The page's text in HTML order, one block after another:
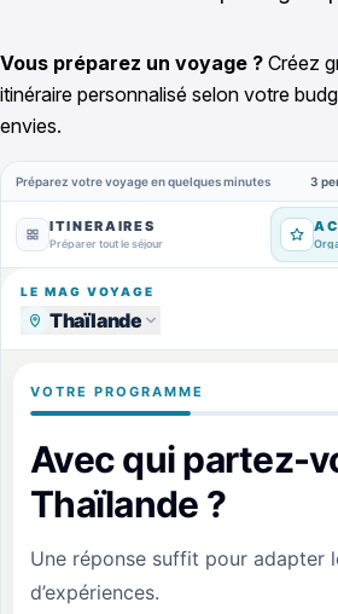
Vous préparez un voyage ? Créez
itinéraire personnalisé selon votre
envies.